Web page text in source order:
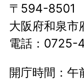
〒594-8501
大阪府和泉市
電話：
開庁時間：午